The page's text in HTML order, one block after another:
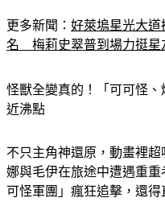
更多新聞： 好萊塢星光大道
名　梅莉史翠普到場力挺星
怪獸全變真的！「可可怪
近沸點
不只主角神還原，動畫裡
娜與毛伊在旅途中遭遇重
可怪軍團」瘋狂追擊，還